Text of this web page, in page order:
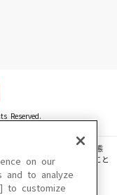
Reserved.
動画・音声等を、手段や形態
載、ファイル化などすること
場合があります。
on our
and to analyze
to customize